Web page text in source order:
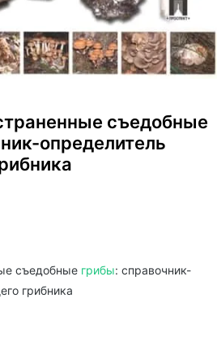
съедобные
определитель
съедобные грибы: справочник-
грибника